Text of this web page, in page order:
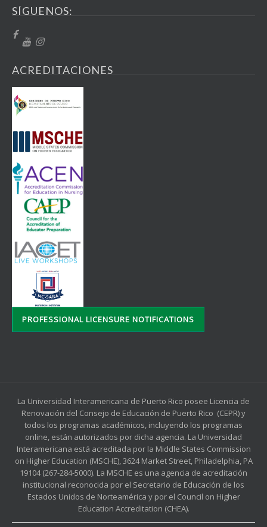
SÍGUENOS:
ACREDITACIONES
PROFESSIONAL LICENSURE NOTIFICATIONS
La Universidad Interamericana de Puerto Rico posee Licencia de
Renovación del Consejo de Educación de Puerto Rico (CEPR) y
todos los programas académicos, incluyendo los programas
online, están autorizados por dicha agencia. La Universidad
Interamericana está acreditada por la Middle States Commission
on Higher Education (MSCHE), 3624 Market Street, Philadelphia, PA
19104 (267-284-5000). La MSCHE es una agencia de acreditación
institucional reconocida por el Secretario de Educación de los
Estados Unidos de Norteamérica y por el Council on Higher
Education Accreditation (CHEA).